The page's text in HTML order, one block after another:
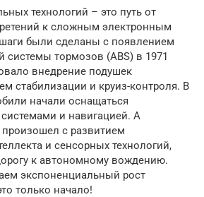
технологий – это путь от
к сложным электронным
были сделаны с появлением
системы тормозов (ABS) в 1971
внедрение подушек
стабилизации и круиз-контроля. В
начали оснащаться
и навигацией. А
с развитием
и сенсорных технологий,
к автономному вождению.
экспоненциальный рост
только начало!